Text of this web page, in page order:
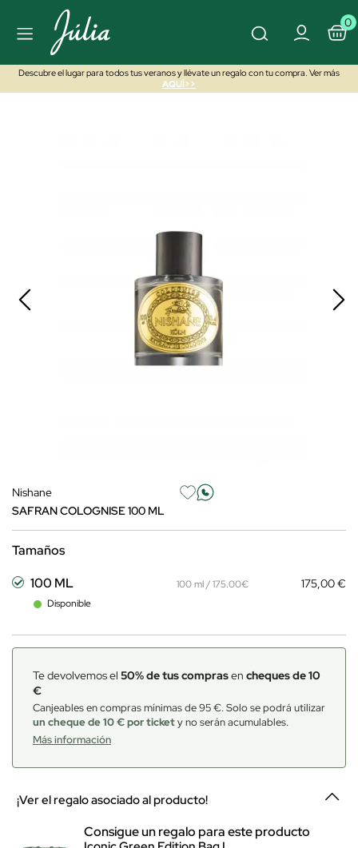
0
Descubre el lugar para todos tus veranos y llévate un regalo con tu compra. Ver más
AQUÍ>>
Nishane
SAFRAN COLOGNISE 100 ML
Tamaños
100 ML
Disponible
100 ml / 175.00€ 175,00 €
Te devolvemos el 50% de tus comprasen cheques de 10
€
Canjeables en compras mínimas de 95 €. Solo se podrá utilizar
un cheque de 10 € por tickety no serán acumulables.
Más información
¡Ver el regalo asociado al producto!
Consigue un regalo para este producto